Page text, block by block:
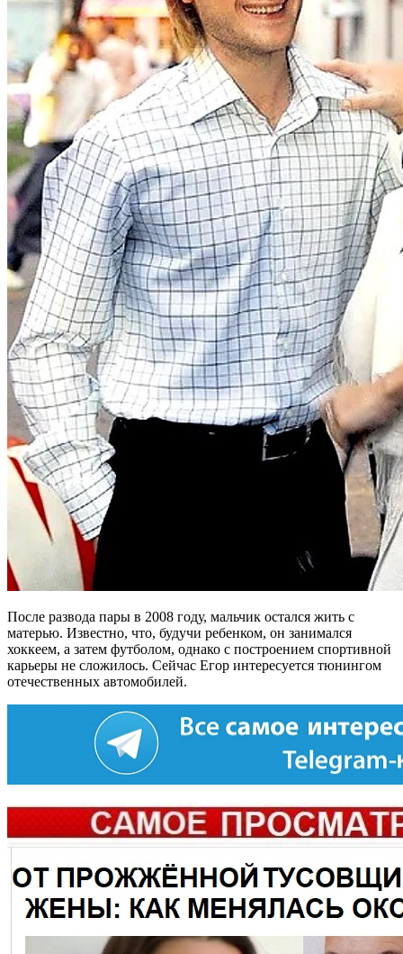
После развода пары в 2008 году, мальчик остался жить с
матерью. Известно, что, будучи ребенком, он занимался
хоккеем, а затем футболом, однако с построением спортивной
карьеры не сложилось. Сейчас Егор интересуется тюнингом
отечественных автомобилей.